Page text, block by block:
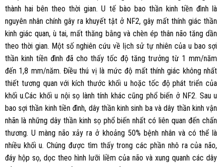
thành hai bên theo thời gian. U tế bào bao thần kinh tiền đình là
nguyên nhân chính gây ra khuyết tật ở NF2, gây mất thính giác thần
kinh giác quan, ù tai, mất thăng bằng và chèn ép thân não tăng dần
theo thời gian. Một số nghiên cứu về lịch sử tự nhiên của u bao sợi
thần kinh tiền đình đã cho thấy tốc độ tăng trưởng từ 1 mm/năm
đến 1,8 mm/năm. Điều thú vị là mức độ mất thính giác không nhất
thiết tương quan với kích thước khối u hoặc tốc độ phát triển của
khối u.Các khối u nội sọ lành tính khác cũng phổ biến ở NF2. Sau u
bao sợi thần kinh tiền đình, dây thần kinh sinh ba và dây thần kinh vận
nhãn là những dây thần kinh sọ phổ biến nhất có liên quan đến chấn
thương. U màng não xảy ra ở khoảng 50% bệnh nhân và có thể là
nhiều khối u. Chúng được tìm thấy trong các phần nhô ra của não,
đáy hộp sọ, dọc theo hình lưỡi liềm của não và xung quanh các dây